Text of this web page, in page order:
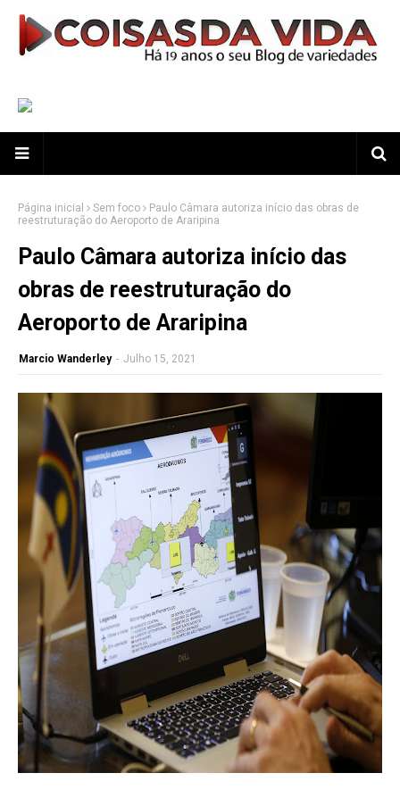
Página inicial Sem foco
Paulo Câmara autoriza início das obras de
reestruturação do Aeroporto de Araripina
Paulo Câmara autoriza início das
obras de reestruturação do
Aeroporto de Araripina
Marcio Wanderley - Julho 15, 2021